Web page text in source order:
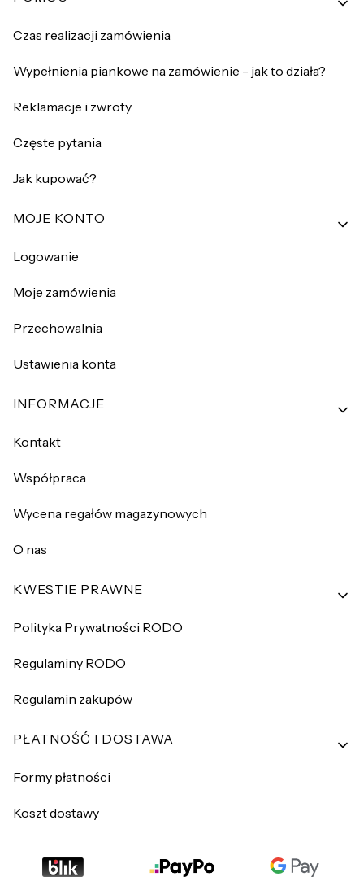
Czas realizacji zamówienia
Wypełnienia piankowe na zamówienie - jak to działa?
Reklamacje i zwroty
Częste pytania
Jak kupować?
MOJE KONTO
Logowanie
Moje zamówienia
Przechowalnia
Ustawienia konta
INFORMACJE
Kontakt
Współpraca
Wycena regałów magazynowych
O nas
KWESTIE PRAWNE
Polityka Prywatności RODO
Regulaminy RODO
Regulamin zakupów
PŁATNOŚĆ I DOSTAWA
Formy płatności
Koszt dostawy